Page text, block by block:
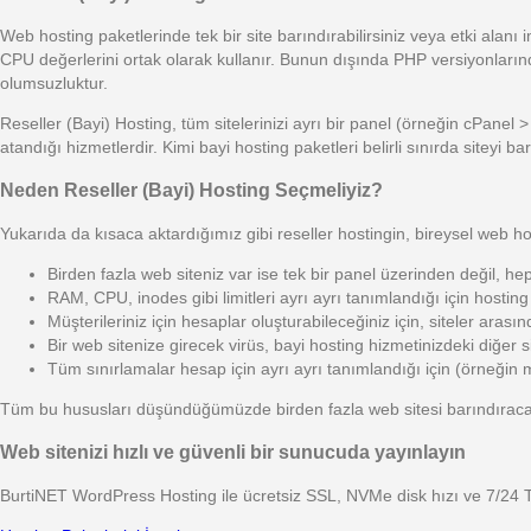
Web hosting paketlerinde tek bir site barındırabilirsiniz veya etki
CPU değerlerini ortak olarak kullanır. Bunun dışında PHP
olumsuzluktur.
Reseller (Bayi) Hosting, tüm sitelerinizi ayrı bir panel (örneğin cPanel
atandığı hizmetlerdir. Kimi bayi hosting paketleri belirli sınırda siteyi
Neden Reseller (Bayi) Hosting Seçmeliyiz?
Yukarıda da kısaca aktardığımız gibi reseller hostingin, bireysel web
Birden fazla web siteniz var ise tek bir panel üzerinden değil,
RAM, CPU, inodes gibi limitleri ayrı ayrı tanımlandığı için
Müşterileriniz için hesaplar oluşturabileceğiniz için, siteler
Bir web sitenize girecek virüs, bayi hosting hizmetinizdeki
Tüm sınırlamalar hesap için ayrı ayrı tanımlandığı için
Tüm bu hususları düşündüğümüzde birden fazla web sitesi
Web sitenizi hızlı ve güvenli bir sunucuda yayınlayın
BurtiNET WordPress Hosting ile ücretsiz SSL, NVMe disk hızı ve 7/24